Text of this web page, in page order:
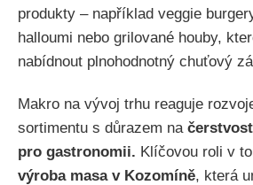
produkty – například veggie
halloumi nebo grilované houby,
nabídnout plnohodnotný chuťový
Makro na vývoj trhu reaguje
sortimentu s důrazem na
pro gastronomii. Klíčovou roli v
výroba masa v Kozomíně, která